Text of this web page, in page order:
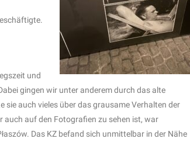
und
gingen wir unter anderem durch das alte
sie auch vieles über das grausame Verhalten der
auch auf den Fotografien zu sehen ist, war
Das KZ befand sich unmittelbar in der Nähe